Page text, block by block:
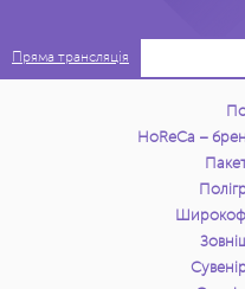
Пряма трансляція
HoReCa –